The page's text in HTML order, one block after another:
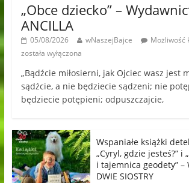
„Obce dziecko” –
ANCILLA
05/08/2026 wNaszejBajce
Możliwość
została wyłączona
„Bądźcie miłosierni, jak Ojciec wasz jest
sądźcie, a nie będziecie sądzeni; nie
będziecie potępieni; odpuszczajcie,
Wspaniałe książki
„Cyryl, gdzie jesteś?” i
i tajemnica geodety” –
DWIE SIOSTRY